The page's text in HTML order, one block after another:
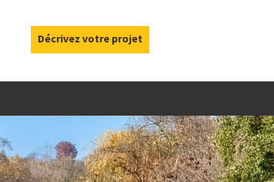
Décrivez votre projet